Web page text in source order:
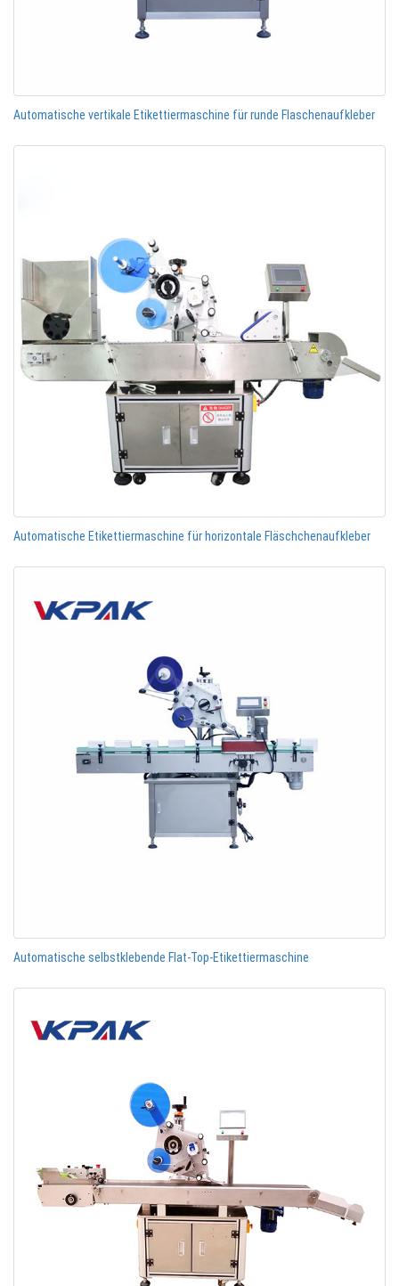
Automatische vertikale Etikettiermaschine für runde Flaschenaufkleber
Automatische Etikettiermaschine für horizontale Fläschchenaufkleber
Automatische selbstklebende Flat-Top-Etikettiermaschine